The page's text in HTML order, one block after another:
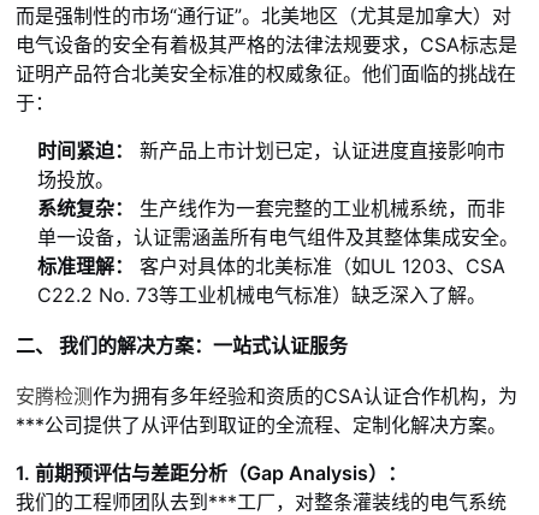
而是强制性的市场“通行证”。北美地区（尤其是加拿大）对
电气设备的安全有着极其严格的法律法规要求，CSA标志是
证明产品符合北美安全标准的权威象征。他们面临的挑战在
于：
时间紧迫：
新产品上市计划已定，认证进度直接影响市
场投放。
系统复杂：
生产线作为一套完整的工业机械系统，而非
单一设备，认证需涵盖所有电气组件及其整体集成安全。
标准理解：
客户对具体的北美标准（如UL 1203、CSA
C22.2 No. 73等工业机械电气标准）缺乏深入了解。
二、 我们的解决方案：一站式认证服务
安腾检测作为拥有多年经验和资质的CSA认证合作机构，为
***公司提供了从评估到取证的全流程、定制化解决方案。
1. 前期预评估与差距分析（Gap Analysis）：
我们的工程师团队去到 ***工厂，对整条灌装线的电气系统